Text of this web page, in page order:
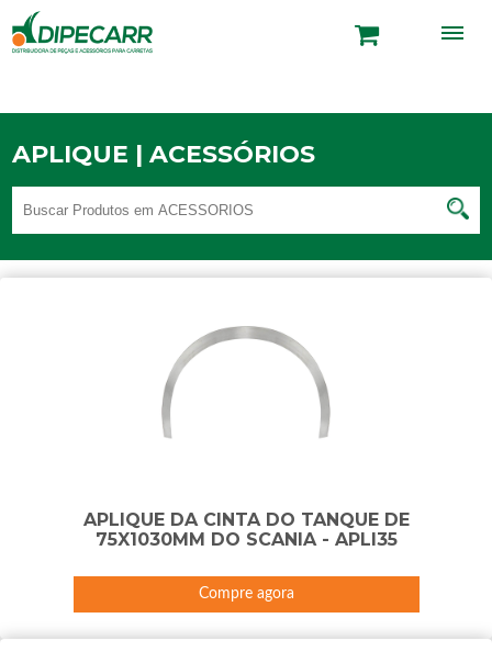
APLIQUE | ACESSÓRIOS
APLIQUE DA CINTA DO TANQUE DE
75X1030MM DO SCANIA - APLI35
Compre agora